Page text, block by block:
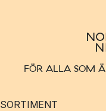
FÖR ALLA SOM
SORTIMENT